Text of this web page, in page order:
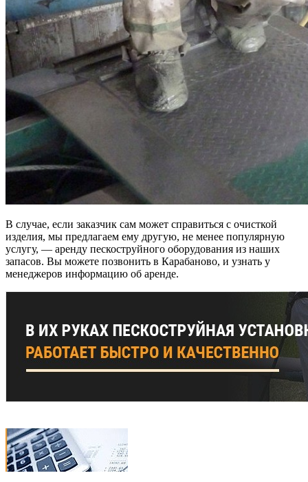
В случае, если заказчик сам может справиться с очисткой
изделия, мы предлагаем ему другую, не менее популярную
услугу, — аренду пескоструйного оборудования из наших
запасов. Вы можете позвонить в Карабаново, и узнать у
менеджеров информацию об аренде.